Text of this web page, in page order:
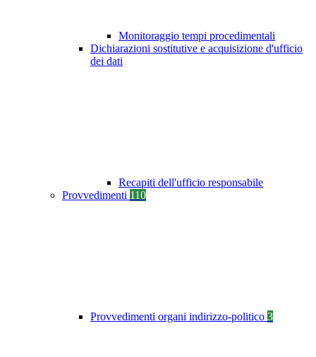
Monitoraggio tempi procedimentali
Dichiarazioni sostitutive e acquisizione d'ufficio
dei dati
Recapiti dell'ufficio responsabile
Provvedimenti 110
Provvedimenti organi indirizzo-politico 3